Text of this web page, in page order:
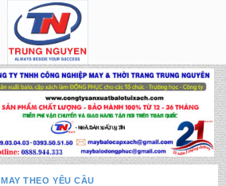
MAY THEO YÊU CẦU